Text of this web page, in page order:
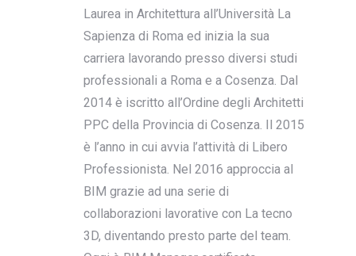
Laurea in Architettura all’Università La
Sapienza di Roma ed inizia la sua
carriera lavorando presso diversi studi
professionali a Roma e a Cosenza. Dal
2014 è iscritto all’Ordine degli Architetti
PPC della Provincia di Cosenza. Il 2015
è l’anno in cui avvia l’attività di Libero
Professionista. Nel 2016 approccia al
BIM grazie ad una serie di
collaborazioni lavorative con La tecno
3D, diventando presto parte del team.